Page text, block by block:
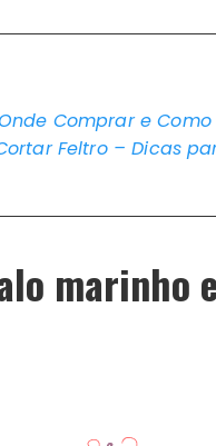
Comprar e Como
Feltro – Dicas
marinho